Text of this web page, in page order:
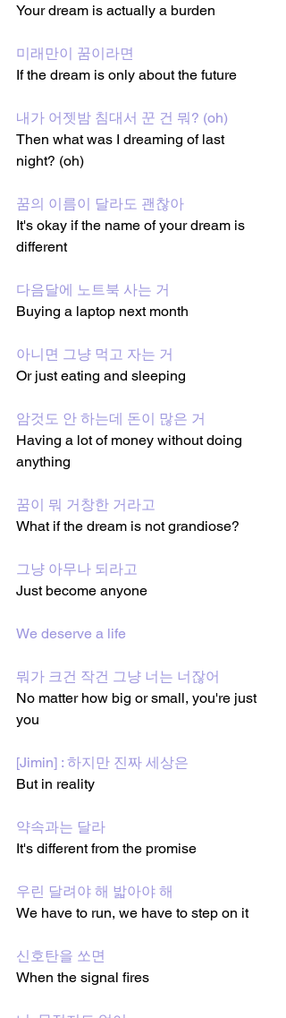
Your dream is actually a burden
미래만이 꿈이라면
If the dream is only about the future
내가 어젯밤 침대서 꾼 건 뭐? (oh)
Then what was I dreaming of last
night? (oh)
꿈의 이름이 달라도 괜찮아
It's okay if the name of your dream is
different
다음달에 노트북 사는 거
Buying a laptop next month
아니면 그냥 먹고 자는 거
Or just eating and sleeping
암것도 안 하는데 돈이 많은 거
Having a lot of money without doing
anything
꿈이 뭐 거창한 거라고
What if the dream is not grandiose?
그냥 아무나 되라고
Just become anyone
We deserve a life
뭐가 크건 작건 그냥 너는 너잖어
No matter how big or small, you're just
you
[Jimin] : 하지만 진짜 세상은
But in reality
약속과는 달라
It's different from the promise
우린 달려야 해 밟아야 해
We have to run, we have to step on it
신호탄을 쏘면
When the signal fires